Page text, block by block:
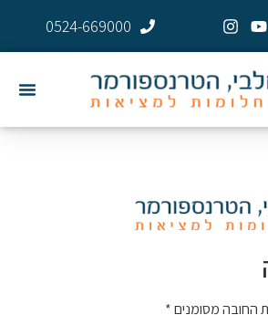
0524-669000
החובה מסומנים*